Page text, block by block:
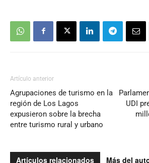
Artículo anterior
Agrupaciones de turismo en la
región de Los Lagos
expusieron sobre la brecha
entre turismo rural y urbano
UDI
Artículos relacionados Más del